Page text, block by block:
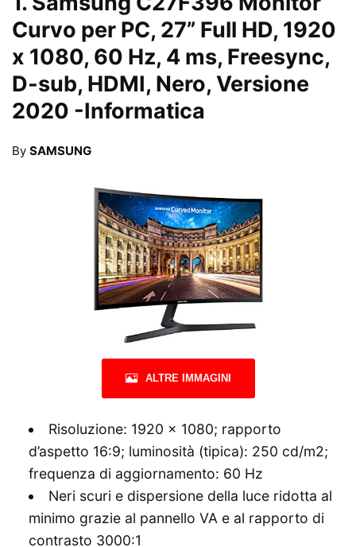
Curvo per PC, 27” Full HD, 1920
x 1080, 60 Hz, 4 ms, Freesync,
D-sub, HDMI, Nero, Versione
2020 -Informatica
By SAMSUNG
ALTRE IMMAGINI
Risoluzione: 1920 x 1080; rapporto
d’aspetto 16:9; luminosità (tipica): 250 cd/m2;
frequenza di aggiornamento: 60 Hz
Neri scuri e dispersione della luce ridotta al
minimo grazie al pannello VA e al rapporto di
contrasto 3000:1